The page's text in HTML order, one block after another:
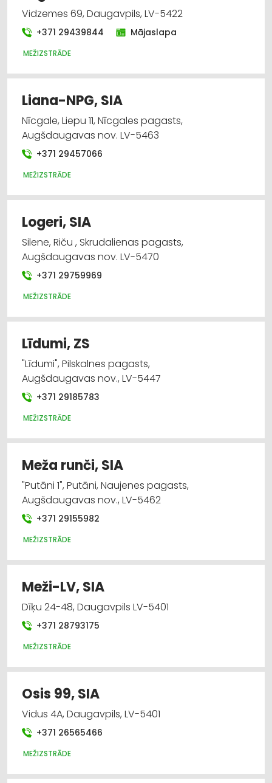
Vidzemes 69, Daugavpils, LV-5422
+371 29439844 Mājaslapa
MEŽIZSTRĀDE
Liana-NPG, SIA
Nīcgale, Liepu 11, Nīcgales pagasts,
Augšdaugavas nov. LV-5463
+371 29457066
MEŽIZSTRĀDE
Logeri, SIA
Silene, Riču , Skrudalienas pagasts,
Augšdaugavas nov. LV-5470
+371 29759969
MEŽIZSTRĀDE
Līdumi, ZS
"Līdumi", Pilskalnes pagasts,
Augšdaugavas nov., LV-5447
+371 29185783
MEŽIZSTRĀDE
Meža runči, SIA
"Putāni 1", Putāni, Naujenes pagasts,
Augšdaugavas nov., LV-5462
+371 29155982
MEŽIZSTRĀDE
Meži-LV, SIA
Dīķu 24-48, Daugavpils LV-5401
+371 28793175
MEŽIZSTRĀDE
Osis 99, SIA
Vidus 4A, Daugavpils, LV-5401
+371 26565466
MEŽIZSTRĀDE